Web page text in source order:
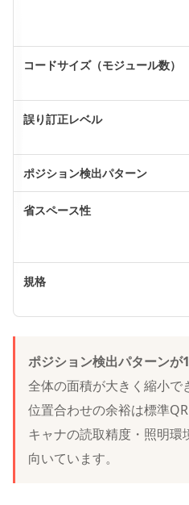
コードサイズ（モジュール数）
誤り訂正レベル
ポジション検出パターン
省スペース性
規格
ポジション検出パターンが
全体の面積が大きく縮小で
位置合わせの余裕は標準
キャナの読取精度・照明環
向いています。